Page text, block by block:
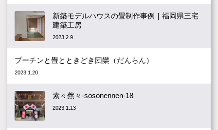
新築モデルハウスの畳制作事例｜福岡県三宅
建築工房
2023.2.9
プーチンと畳とときどき団欒（だんらん）
2023.1.20
素々然々-sosonennen-18
2023.1.13